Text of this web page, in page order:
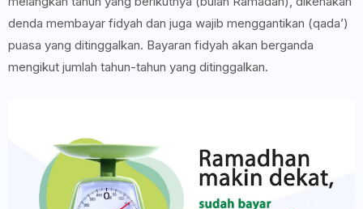
denda membayar fidyah dan juga wajib menggantikan (qada’)
puasa yang ditinggalkan. Bayaran fidyah akan berganda
mengikut jumlah tahun-tahun yang ditinggalkan.